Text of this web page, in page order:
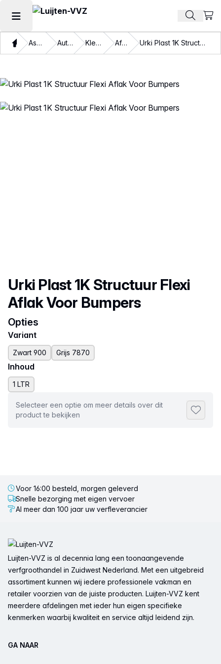
Hoofdmenu openen Zoek
ThuisAssortiment Autolakken Kleurlakken Aflakken Urki Plast 1K Structuur Flexi Aflak Voor Bumpers
Productnaam
Urki Plast 1K Structuur Flexi
Aflak Voor Bumpers
Opties
Variant
Zwart 900 Grijs 7870
Inhoud
1 LTR
Selecteer een optie om meer details over dit
product te bekijken
Voor 16:00 besteld, morgen geleverd
Snelle bezorging met eigen vervoer
Al meer dan 100 jaar uw verfleverancier
Luijten-VVZ is al decennia lang een toonaangevende
verfgroothandel in Zuidwest Nederland. Met een uitgebreid
assortiment kunnen wij iedere professionele vakman en
retailer voorzien van de juiste producten. Luijten-VVZ kent
meerdere afdelingen met ieder hun eigen specifieke
kenmerken waarbij kwaliteit en service altijd leidend zijn.
GA NAAR